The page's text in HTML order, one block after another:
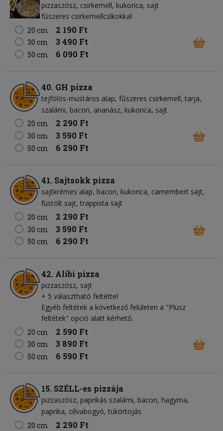
pizzaszósz csirkemell kukorica sajt
fűszeres csirkemellcsíkokkal
20 cm
2 190 Ft
30 cm 3 490 Ft
50 cm 6 090 Ft
40. GH pizza
tejfölös-mustáros alap fűszeres csirkemell tarja
szalámi bacon ananász kukorica sajt
20 cm
2 290 Ft
30 cm 3 590 Ft
50 cm 6 290 Ft
41. Sajtsokk pizza
sajtkrémes alap bacon kukorica camembert sajt
füstölt sajt trappista sajt
20 cm
2 290 Ft
30 cm 3 590 Ft
50 cm 6 290 Ft
42. Alibi pizza
pizzaszósz sajt
+ 5 választható feltéttel
Egyéb feltétek a következő felületen a "Plusz
feltétek" opció alatt kérhető.
20 cm
2 590 Ft
30 cm 3 890 Ft
50 cm 6 590 Ft
15. SZÉLL-es pizzája
pizzaszósz paprikás szalámi bacon hagyma
paprika olívabogyó tükörtojás
20 cm
2 290 Ft